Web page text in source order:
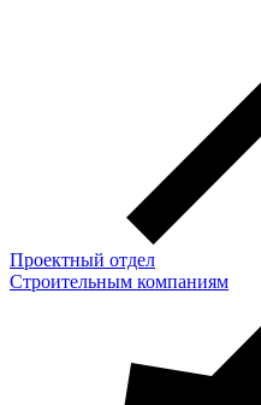
Проектный отдел
Строительным компаниям